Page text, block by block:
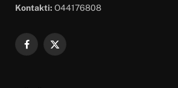
Kontakti: O44176808
Facebook
X